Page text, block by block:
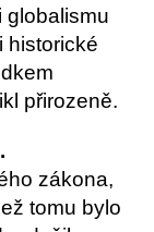
globalismu
historické
přirozeně.
tomu bylo